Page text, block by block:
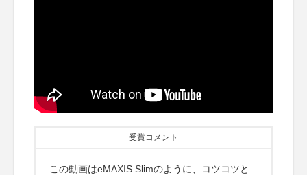
受賞コメント
この動画はeMAXIS Slimのように、コツコツと